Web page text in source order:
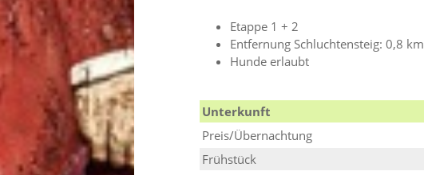
Etappe 1 + 2
Entfernung Schluchtensteig: 0,8 km
Hunde erlaubt
Unterkunft
Preis/Übernachtung
Frühstück